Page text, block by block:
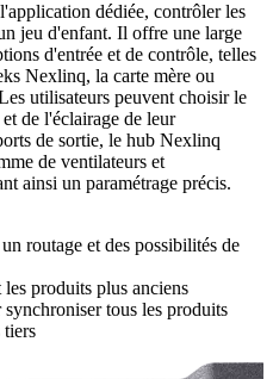
dédiée, contrôler les
jeu d'enfant. Il offre une large
d'entrée et de contrôle, telles
Nexlinq, la carte mère ou
utilisateurs peuvent choisir le
de l'éclairage de leur
de sortie, le hub Nexlinq
de ventilateurs et
ainsi un paramétrage précis.
routage et des possibilités de
produits plus anciens
tous les produits